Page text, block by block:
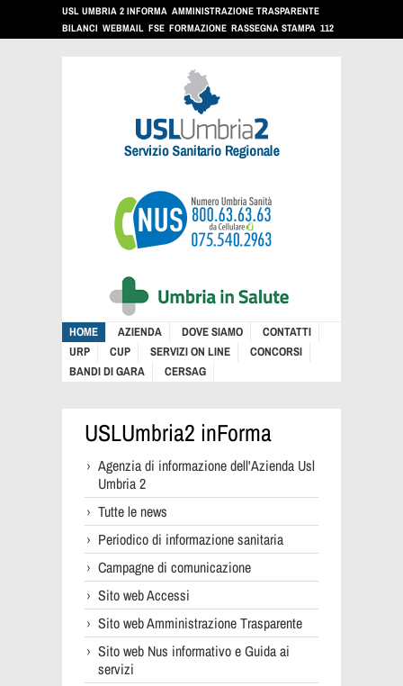
USL UMBRIA 2 INFORMA AMMINISTRAZIONE TRASPARENTE
BILANCI WEBMAIL FSE FORMAZIONE RASSEGNA STAMPA 112
HOME AZIENDA DOVE SIAMO
CONTATTI
URP
CUP SERVIZI ON LINE
CONCORSI
BANDI DI GARA
CERSAG
USLUmbria2 inForma
Agenzia di informazione dell'Azienda Usl
Umbria 2
Tutte le news
Periodico di informazione sanitaria
Campagne di comunicazione
Sito web Accessi
Sito web Amministrazione Trasparente
Sito web Nus informativo e Guida ai
servizi